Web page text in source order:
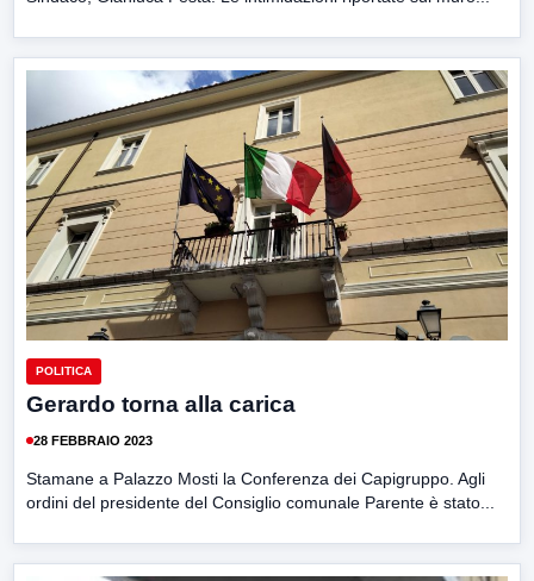
POLITICA
Gerardo torna alla carica
28 FEBBRAIO 2023
Stamane a Palazzo Mosti la Conferenza dei Capigruppo. Agli
ordini del presidente del Consiglio comunale Parente è stato...